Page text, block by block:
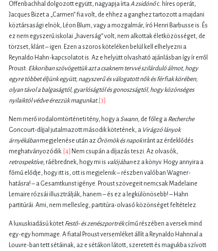
Offenbachhal dolgozott együtt, nagyapja írtaA zsidónőc. híres operát,
Jacques Bizet a „Carmen” fia volt, de ehhez a ganghez tartozott a majdani
köztársasági elnök, Léon Blum, vagy a mozgalmár, író Henri Barbusse is. És
ez nem egyszerű iskolai „haverság” volt, nem alkottak életközösséget, de
törzset, klánt – igen. Ezen a szoros köteléken belül kell elhelyezni a
Reynaldo Hahn-kapcsolatot is. Az e helyütt olvasható ajánlásban így ír erről
Proust: Ekkoriban szövögettük azt a csaknem tervvé szilárduló álmot, hogy
egyre többet éljünk együtt, nagyszerű és válogatott nők és férfiak körében,
olyan távol a balgaságtól, gyarlóságtól és gonoszságtól, hogy közönséges
nyilaiktól védve érezzük magunkat. [3]
Nem merő irodalomtörténeti tény, hogy a Swann, de főleg a Recherche
Goncourt-díjjal jutalmazott második kötetének, a Virágzó lányok
árnyékábanmegjelenése után az Örömök és napokiránt az érdeklődés
meghatványozódik. [4] Nem csupán a díjazás teszi. Az olvasók,
retrospektíve, ráébrednek, hogy mi is valójábanez a könyv. Hogy annyira a
főmű elődje, hogy itt is, ott is megjelenik – részben valóban Wagner-
hatásra! – a Gesamtkunst igénye. Proust szövegeit nemcsak Madelaine
Lemaire rózsái illusztrálják, hanem – és ez a legkülönösebb! – Hahn
partitúrái. Ami, nem mellesleg, partitúra-olvasó közönséget feltételez.
A luxuskiadású kötet Festő- és zenészportrékcímű részében a versek mind
egy-egy hommage. A fiatal Proust versemléket állít a Reynaldo Hahnnal a
Louvre-ban tett sétáinak, az e sétákon látott, szeretett és magukba szívott